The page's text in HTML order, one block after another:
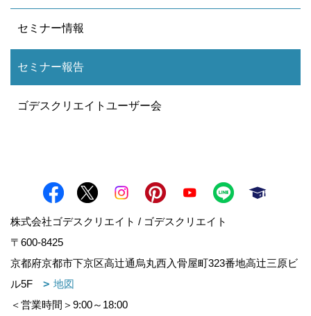
セミナー情報
セミナー報告
ゴデスクリエイトユーザー会
株式会社ゴデスクリエイト / ゴデスクリエイト
〒600-8425
京都府京都市下京区高辻通烏丸西入骨屋町323番地高辻三原ビ
ル5F
地図
＜営業時間＞9:00～18:00